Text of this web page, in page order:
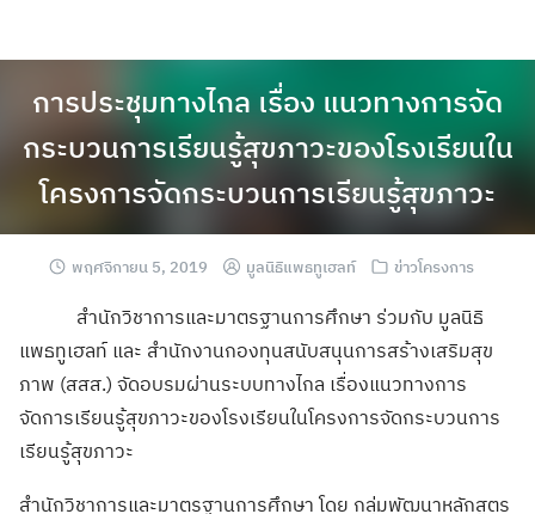
การประชุมทางไกล เรื่อง แนวทางการจัด
กระบวนการเรียนรู้สุขภาวะของโรงเรียนใน
โครงการจัดกระบวนการเรียนรู้สุขภาวะ
พฤศจิกายน 5, 2019 มูลนิธิแพธทูเฮลท์ ข่าวโครงการ
สำนักวิชาการและมาตรฐานการศึกษา ร่วมกับ มูลนิธิ
แพธทูเฮลท์ และ สำนักงานกองทุนสนับสนุนการสร้างเสริมสุข
ภาพ (สสส.) จัดอบรมผ่านระบบทางไกล เรื่องแนวทางการ
จัดการเรียนรู้สุขภาวะของโรงเรียนในโครงการจัดกระบวนการ
เรียนรู้สุขภาวะ
สำนักวิชาการและมาตรฐานการศึกษา โดย กลุ่มพัฒนาหลักสูตร